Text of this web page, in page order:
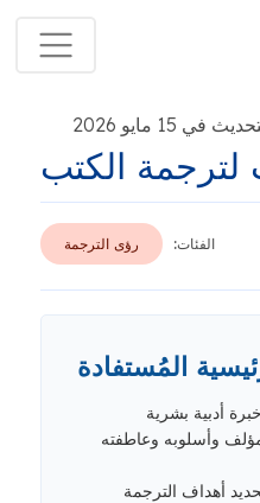
في 15 مايو 2026
الفئات: رؤى الترجمة
المُستفادة
أدبية بشرية
وأسلوبه وعاطفته
أهداف الترجمة